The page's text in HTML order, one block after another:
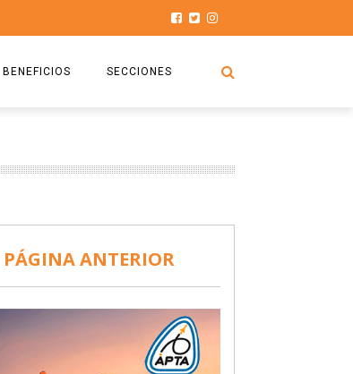
BENEFICIOS
COMISIÓN
DOCUMENTOS
SEGURO DE SEPELIOS
SECCIONES
HISTORIAS DE LUCHA
TURISMO Y RECREACIÓN
PÁGINA ANTERIOR